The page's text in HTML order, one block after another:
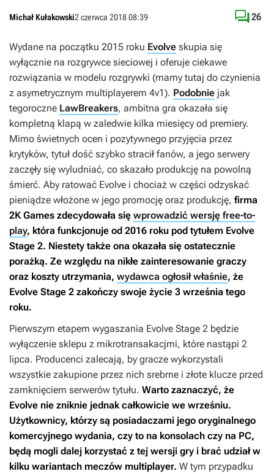
Michał Kułakowski2 czerwca 2018 08:39 26
Wydane na początku 2015 roku Evolve skupia się
wyłącznie na rozgrywce sieciowej i oferuje ciekawe
rozwiązania w modelu rozgrywki (mamy tutaj do czynienia
z asymetrycznym multiplayerem 4v1). Podobnie jak
tegoroczne LawBreakers, ambitna gra okazała się
kompletną klapą w zaledwie kilka miesięcy od premiery.
Mimo świetnych ocen i pozytywnego przyjęcia przez
krytyków, tytuł dość szybko stracił fanów, a jego serwery
zaczęły się wyludniać, co skazało produkcję na powolną
śmierć. Aby ratować Evolve i chociaż w części odzyskać
pieniądze włożone w jego promocję oraz produkcję, firma
2K Games zdecydowała się wprowadzić wersję free-to-
play, która funkcjonuje od 2016 roku pod tytułem Evolve
Stage 2. Niestety także ona okazała się ostatecznie
porażką. Ze względu na nikłe zainteresowanie graczy
oraz koszty utrzymania, wydawca ogłosił właśnie, że
Evolve Stage 2 zakończy swoje życie 3 września tego
roku.
Pierwszym etapem wygaszania Evolve Stage 2 będzie
wyłączenie sklepu z mikrotransakacjmi, które nastąpi 2
lipca. Producenci zalecają, by gracze wykorzystali
wszystkie zakupione przez nich srebrne i złote klucze przed
zamknięciem serwerów tytułu. Warto zaznaczyć, że
Evolve nie zniknie jednak całkowicie we wrześniu.
Użytkownicy, którzy są posiadaczami jego oryginalnego
komercyjnego wydania, czy to na konsolach czy na PC,
będą mogli dalej korzystać z tej wersji gry i brać udział w
kilku wariantach meczów multiplayer. W tym przypadku